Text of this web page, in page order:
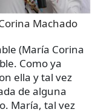
Machado
(María Corina
Como ya
ella y tal vez
de alguna
María, tal vez